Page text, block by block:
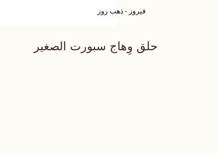
فيروز - ذهب روز
حلق وِهاج سبورت الصغير